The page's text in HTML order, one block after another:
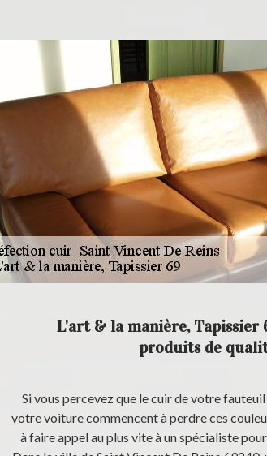
L'art & la manière, Tapissier
produits de
Si vous percevez que le cuir de votre
votre voiture commencent à perdre ces
à faire appel au plus vite à un spécialiste